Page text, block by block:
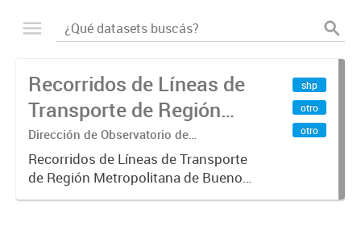
Recorridos de Líneas de
Transporte de Región
Metropolitana de
Buenos Aires (RMBA)
Dirección de Observatorio de
Transporte, Estudio y Sistemas
Recorridos de Líneas de Transporte
de Región Metropolitana de Buenos
Aires (RMBA).-
shp
otro
otro